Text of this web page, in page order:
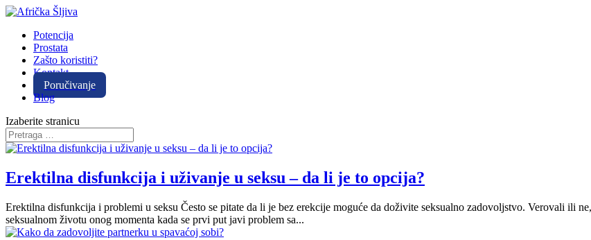
Potencija
Prostata
Zašto koristiti?
Kontakt
Poručivanje
Blog
Izaberite stranicu
Erektilna disfunkcija i uživanje u seksu – da li je to opcija?
Erektilna disfunkcija i problemi u seksu Često se pitate da li je bez erekcije moguće da doživite seksualno zadovoljstvo. Verovali ili
seksualnom životu onog momenta kada se prvi put javi problem sa...